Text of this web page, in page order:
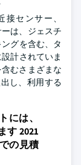
接センサー、
ーは、ジェスチ
グを含む、タ
計されていま
含むさまざまな
し、利用する
には、
す 2021
の見積